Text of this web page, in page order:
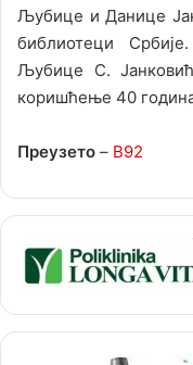
Љубице и Данице
библиотеци
Љубице С.
коришћење 40
Преузето – B92